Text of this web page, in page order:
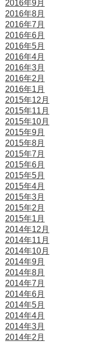
2016年9月
2016年8月
2016年7月
2016年6月
2016年5月
2016年4月
2016年3月
2016年2月
2016年1月
2015年12月
2015年11月
2015年10月
2015年9月
2015年8月
2015年7月
2015年6月
2015年5月
2015年4月
2015年3月
2015年2月
2015年1月
2014年12月
2014年11月
2014年10月
2014年9月
2014年8月
2014年7月
2014年6月
2014年5月
2014年4月
2014年3月
2014年2月